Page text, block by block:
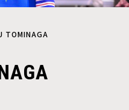
TOMINAGA